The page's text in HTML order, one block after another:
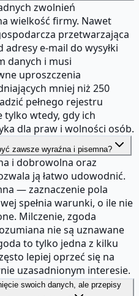
zwolnień
wielkość firmy. Nawet
przetwarzająca
e-mail do wysyłki
danych i musi
uproszczenia
mniej niż 250
pełnego rejestru
tylko wtedy, gdy ich
dla praw i wolności osób.
zawsze wyraźna i pisemna?
i dobrowolna oraz
ją łatwo udowodnić.
— zaznaczenie pola
spełnia warunki, o ile nie
Milczenie, zgoda
nie są uznawane
to tylko jedna z kilku
lepiej oprzeć się na
uzasadnionym interesie.
swoich danych, ale przepisy